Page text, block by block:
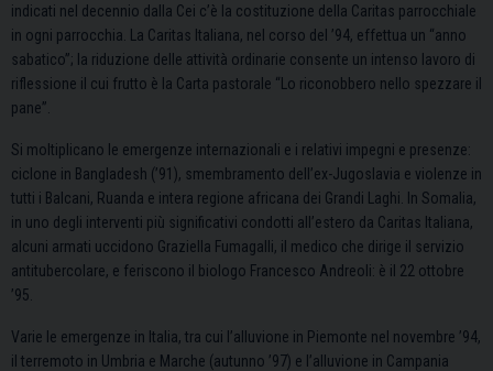
indicati nel decennio dalla Cei c’è la costituzione della Caritas parrocchiale
in ogni parrocchia. La Caritas Italiana, nel corso del ’94, effettua un “anno
sabatico”; la riduzione delle attività ordinarie consente un intenso lavoro di
riflessione il cui frutto è la Carta pastorale “Lo riconobbero nello spezzare il
pane”.
Si moltiplicano le emergenze internazionali e i relativi impegni e presenze:
ciclone in Bangladesh (’91), smembramento dell’ex-Jugoslavia e violenze in
tutti i Balcani, Ruanda e intera regione africana dei Grandi Laghi. In Somalia,
in uno degli interventi più significativi condotti all’estero da Caritas Italiana,
alcuni armati uccidono Graziella Fumagalli, il medico che dirige il servizio
antitubercolare, e feriscono il biologo Francesco Andreoli: è il 22 ottobre
’95.
Varie le emergenze in Italia, tra cui l’alluvione in Piemonte nel novembre ’94,
il terremoto in Umbria e Marche (autunno ’97) e l’alluvione in Campania